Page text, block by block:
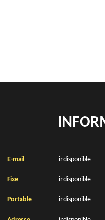
E-mail indisponible
Fixe indisponible
Portable indisponible